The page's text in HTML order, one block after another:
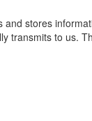
stores
transmits to us.